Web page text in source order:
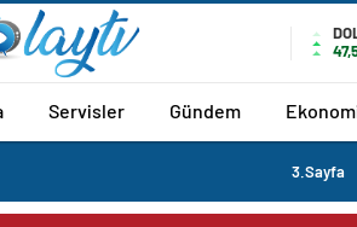
Servisler Gündem
3.Sayfa